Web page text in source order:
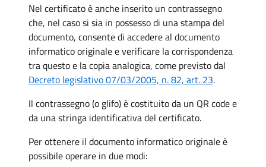
Nel certificato è anche inserito un contrassegno
che, nel caso si sia in possesso di una stampa del
documento, consente di accedere al documento
informatico originale e verificare la corrispondenza
tra questo e la copia analogica, come previsto dal
Decreto legislativo 07/03/2005, n. 82, art. 23.
Il contrassegno (o glifo) è costituito da un QR code e
da una stringa identificativa del certificato.
Per ottenere il documento informatico originale è
possibile operare in due modi: